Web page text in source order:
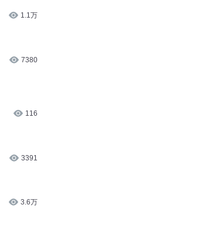
1.1万
7380
116
3391
3.6万